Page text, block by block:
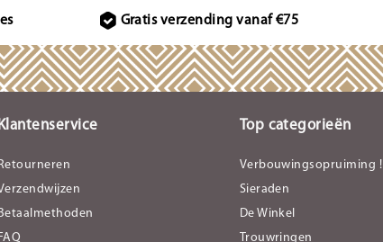
Gratis verzending vanaf €75
Klantenservice
Retourneren
Betaalmethoden
FAQ
Top categorieën
Verbouwingsopruiming !
Sieraden
De Winkel
Trouwringen